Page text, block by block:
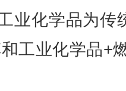
业化学品为传
工业化学品+